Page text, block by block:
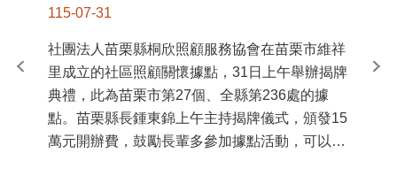
115-07-31
社團法人苗栗縣桐欣照顧服務協會在苗栗市維祥
里成立的社區照顧關懷據點，31日上午舉辦揭牌
典禮，此為苗栗市第27個、全縣第236處的據
點。苗栗縣長鍾東錦上午主持揭牌儀式，頒發15
萬元開辦費，鼓勵長輩多參加據點活動，可以更
苗